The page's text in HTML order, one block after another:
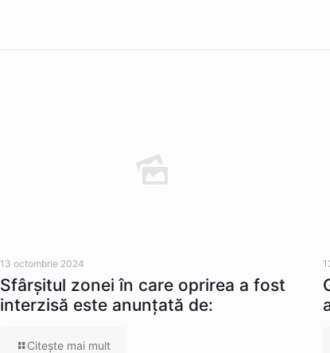
13 octombrie 2024
Sfârșitul zonei în care oprirea a fost
interzisă este anunțată de:
Citeşte mai mult